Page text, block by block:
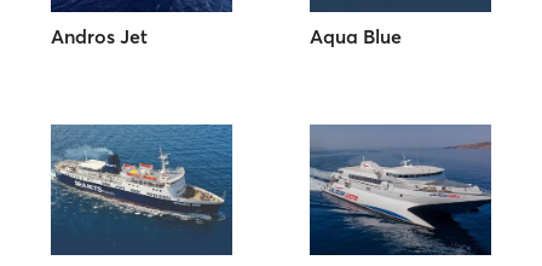
Andros Jet Aqua Blue